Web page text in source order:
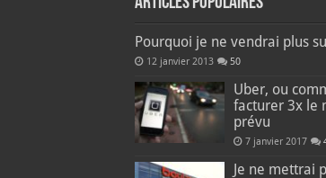
Pourquoi je ne vendrai plus
12 janvier 2013 50
Uber, ou
facturer 3x le
prévu
7 janvier 2017
Je ne mettrai